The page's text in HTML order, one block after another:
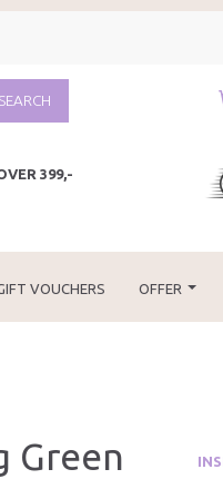
SEARCH
399,-
VOUCHERS OFFER
Green